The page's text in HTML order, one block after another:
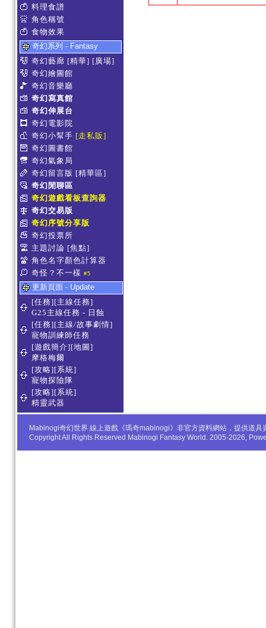
料理食譜
角色稱號
食物效果
奇幻系列 - Fantasy
奇幻藝廊 [精華] [廣場]
奇幻繪圖館
奇幻音樂廳
奇幻寫真館
奇幻伸展台
奇幻電影院
奇幻小幫手 [走私販]
奇幻圖書館
奇幻氣象局
奇幻留言版 [精華區]
奇幻閒聊區
奇幻遊戲看板查詢器
奇幻交易版
奇幻序號分享版
奇幻投票所
主題討論 [焦點]
角色名字顏色計算器
奇怪？不一樣 #5
更新頁面 - Update
[任務][主線任務]
G25主線任務 - 日蝕
[任務][主線/故事劇情]
寵物訓練師任務
[遊戲簡介][地圖]
摩格梅爾
[攻略][系統]
寵物探險隊
[攻略][系統]
精靈武器
Mabinogi奇幻世界 線上遊戲《瑪奇mabinogi》非官方資料網站，提供道
Copyright All Rights Reserved Mabinogi Fantasy World. 2005-2026,